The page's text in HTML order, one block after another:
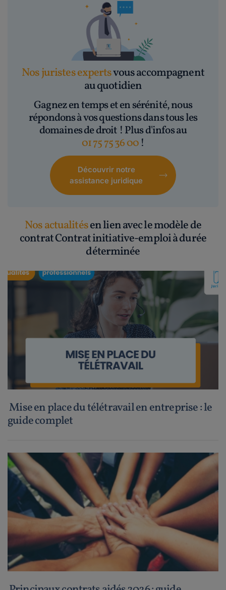
Nos juristes expertsvous accompagnent
au quotidien
Gagnez en temps et en sérénité, nous
répondons à vos questions dans tous les
domaines de droit ! Plus d'infos au
01 75 75 36 00 !
Découvrir notre
assistance juridique
Nos actualitésen lien avec le modèle de
contrat Contrat initiative-emploi à durée
déterminée
Mise en place du télétravail en entreprise : le
guide complet